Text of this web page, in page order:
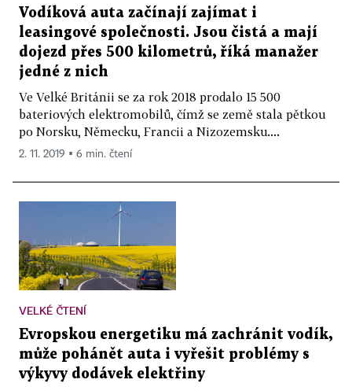
Vodíková auta začínají zajímat i
leasingové společnosti. Jsou čistá a mají
dojezd přes 500 kilometrů, říká manažer
jedné z nich
Ve Velké Británii se za rok 2018 prodalo 15 500
bateriových elektromobilů, čímž se země stala pětkou
po Norsku, Německu, Francii a Nizozemsku....
2. 11. 2019 ▪ 6 min. čtení
VELKÉ ČTENÍ
Evropskou energetiku má zachránit vodík,
může pohánět auta i vyřešit problémy s
výkyvy dodávek elektřiny